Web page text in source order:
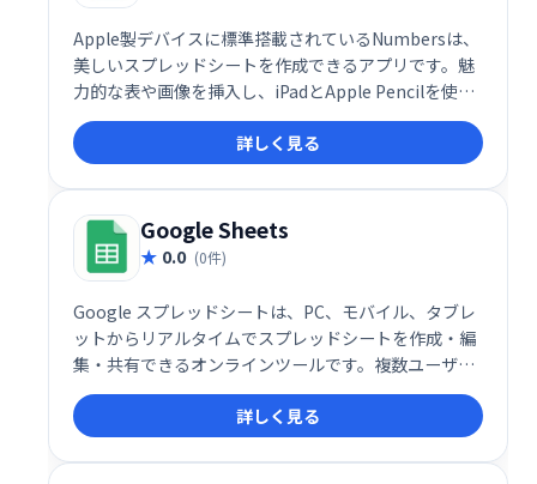
Apple製デバイスに標準搭載されているNumbersは、
美しいスプレッドシートを作成できるアプリです。魅
力的な表や画像を挿入し、iPadとApple Pencilを使え
ば、図表や手書きイラストも簡単に追加できます。直
感的な操作で、分かりやすく魅力的なスプレッドシー
トを作成しましょう。
詳しく見る
Google Sheets
0.0 (0件)
Google スプレッドシートは、PC、モバイル、タブレ
ットからリアルタイムでスプレッドシートを作成・編
集・共有できるオンラインツールです。複数ユーザー
での同時編集やデータの共有がスムーズに行え、場所
を選ばず共同作業が可能です。ビジネスシーンから個
人利用まで幅広く活用できます。無料でご利用いただ
けます。
詳しく見る